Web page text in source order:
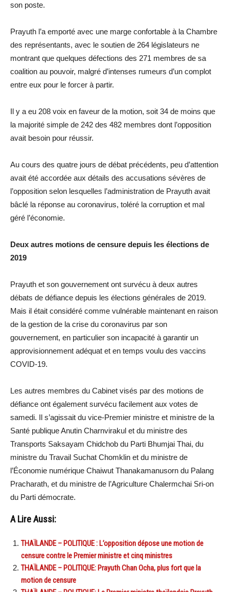
son poste.
Prayuth l’a emporté avec une marge confortable à la Chambre
des représentants, avec le soutien de 264 législateurs ne
montrant que quelques défections des 271 membres de sa
coalition au pouvoir, malgré d’intenses rumeurs d’un complot
entre eux pour le forcer à partir.
Il y a eu 208 voix en faveur de la motion, soit 34 de moins que
la majorité simple de 242 des 482 membres dont l’opposition
avait besoin pour réussir.
Au cours des quatre jours de débat précédents, peu d’attention
avait été accordée aux détails des accusations sévères de
l’opposition selon lesquelles l’administration de Prayuth avait
bâclé la réponse au coronavirus, toléré la corruption et mal
géré l’économie.
Deux autres motions de censure depuis les élections de
2019
Prayuth et son gouvernement ont survécu à deux autres
débats de défiance depuis les élections générales de 2019.
Mais il était considéré comme vulnérable maintenant en raison
de la gestion de la crise du coronavirus par son
gouvernement, en particulier son incapacité à garantir un
approvisionnement adéquat et en temps voulu des vaccins
COVID-19.
Les autres membres du Cabinet visés par des motions de
défiance ont également survécu facilement aux votes de
samedi. Il s’agissait du vice-Premier ministre et ministre de la
Santé publique Anutin Charnvirakul et du ministre des
Transports Saksayam Chidchob du Parti Bhumjai Thai, du
ministre du Travail Suchat Chomklin et du ministre de
l’Économie numérique Chaiwut Thanakamanusorn du Palang
Pracharath, et du ministre de l’Agriculture Chalermchai Sri-on
du Parti démocrate.
A Lire Aussi:
THAÏLANDE – POLITIQUE : L’opposition dépose une motion de
censure contre le Premier ministre et cinq ministres
THAÏLANDE – POLITIQUE: Prayuth Chan Ocha, plus fort que la
motion de censure